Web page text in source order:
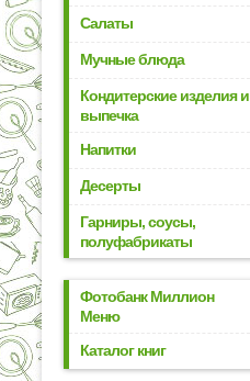
Салаты
Мучные блюда
Кондитерские изделия и
выпечка
Напитки
Десерты
Гарниры, соусы,
полуфабрикаты
Фотобанк Миллион
Меню
Каталог книг